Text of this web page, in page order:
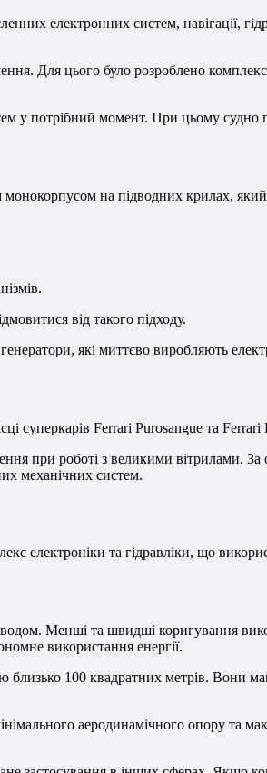
електронних систем, навігації,
Для цього було розроблено
у потрібний момент. При цьому судно
на підводних крилах,
від такого підходу.
які миттєво виробляють
суперкарів Ferrari Purosangue та Ferrari
при роботі з великими вітрилами.
механічних систем.
електроніки та гідравліки, що
Менші та швидші коригування
використання енергії.
близько 100 квадратних метрів. Вони
аеродинамічного опору та